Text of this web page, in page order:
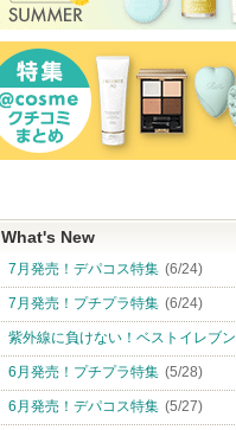
What's New
7月発売！デパコス特集 (6/24)
7月発売！プチプラ特集 (6/24)
紫外線に負けない！ベストイレブン
6月発売！プチプラ特集 (5/28)
6月発売！デパコス特集 (5/27)